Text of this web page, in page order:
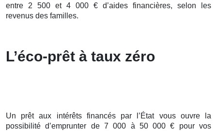
entre 2 500 et 4 000 € d’aides financières, selon les
revenus des familles.
L’éco-prêt à taux zéro
Un prêt aux intérêts financés par l’État vous ouvre la
possibilité d’emprunter de 7 000 à 50 000 € pour vos